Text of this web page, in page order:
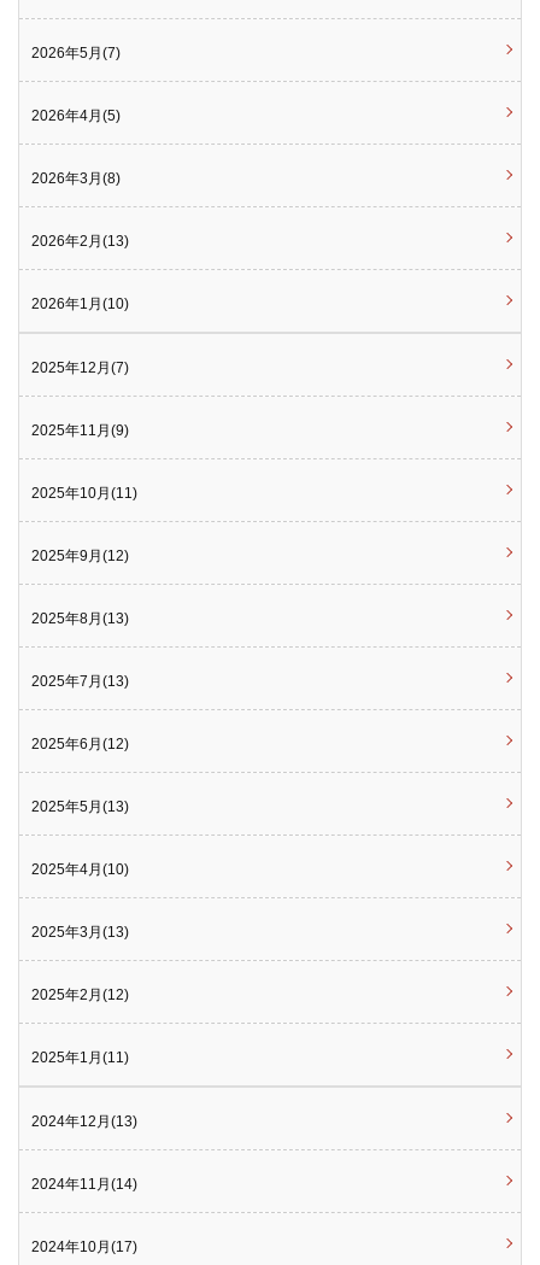
2026年5月(7)
2026年4月(5)
2026年3月(8)
2026年2月(13)
2026年1月(10)
2025年12月(7)
2025年11月(9)
2025年10月(11)
2025年9月(12)
2025年8月(13)
2025年7月(13)
2025年6月(12)
2025年5月(13)
2025年4月(10)
2025年3月(13)
2025年2月(12)
2025年1月(11)
2024年12月(13)
2024年11月(14)
2024年10月(17)